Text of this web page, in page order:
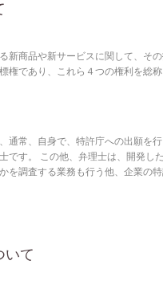
新商品や新サービスに関して、そ
権であり、これら４つの権利を
通常、自身で、特許庁への出願を
です。 この他、弁理士は、開発
を調査する業務も行う他、企業の
いて